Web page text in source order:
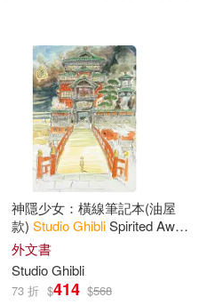
神隱少女：橫線筆記本(油屋
款) StudioGhibliSpirited Away
Journal (The Bathhouse)
外文書
StudioGhibli
73 折 $414 $568